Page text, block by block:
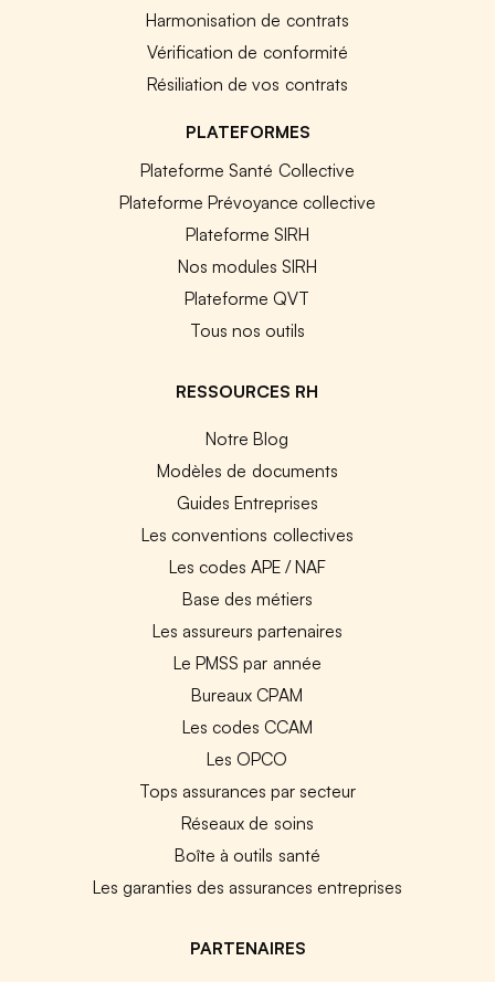
Harmonisation de contrats
Vérification de conformité
Résiliation de vos contrats
PLATEFORMES
Plateforme Santé Collective
Plateforme Prévoyance collective
Plateforme SIRH
Nos modules SIRH
Plateforme QVT
Tous nos outils
RESSOURCES RH
Notre Blog
Modèles de documents
Guides Entreprises
Les conventions collectives
Les codes APE / NAF
Base des métiers
Les assureurs partenaires
Le PMSS par année
Bureaux CPAM
Les codes CCAM
Les OPCO
Tops assurances par secteur
Réseaux de soins
Boîte à outils santé
Les garanties des assurances entreprises
PARTENAIRES